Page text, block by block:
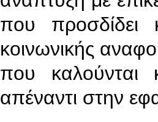
που προσδίδει
κοινωνικής
που καλούνται
απέναντι στην